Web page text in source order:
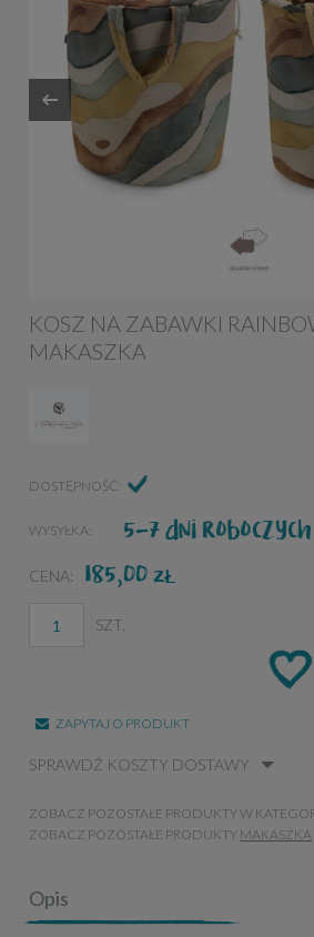
KOSZ NA ZABAWKI
MAKASZKA
DOSTĘPNOŚĆ:
WYSYŁKA: 5-7 dni roboczych
CENA: 185,00 ZŁ
SZT.
ZAPYTAJ O PRODUKT
SPRAWDŹ KOSZTY DOSTAWY
ZOBACZ POZOSTAŁE PRODUKTY W
ZOBACZ POZOSTAŁE PRODUKTY MAKASZKA
Opis